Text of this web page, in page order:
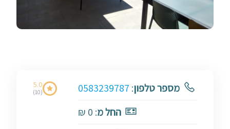
מספר טלפון:
0583239787
החל מ: 0 ₪
5.0
(10)